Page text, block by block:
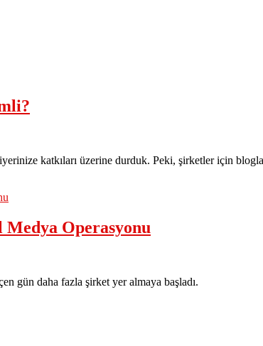
katkıları üzerine durduk. Peki, şirketler için
Medya Operasyonu
gün daha fazla şirket yer almaya başladı.